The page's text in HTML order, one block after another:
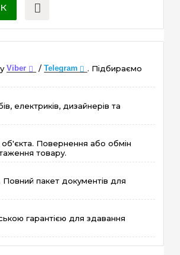
уViber / Telegram
. Підбираємо
електриків, дизайнерів та
Повернення або обмін
товару.
пакет документів для
гарантією для здавання